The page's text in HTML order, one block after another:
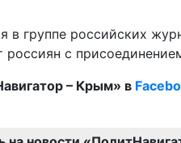
в группе российских
россиян с
– Крым» в